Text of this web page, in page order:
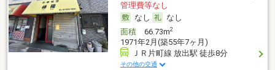
管理費等なし
なし
なし
面積66.73m2
1971年2月(築55年7ヶ月)
ＪＲ片町線 放出駅 徒歩8分
その他の交通